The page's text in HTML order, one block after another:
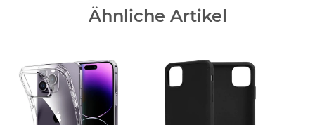
Ähnliche Artikel